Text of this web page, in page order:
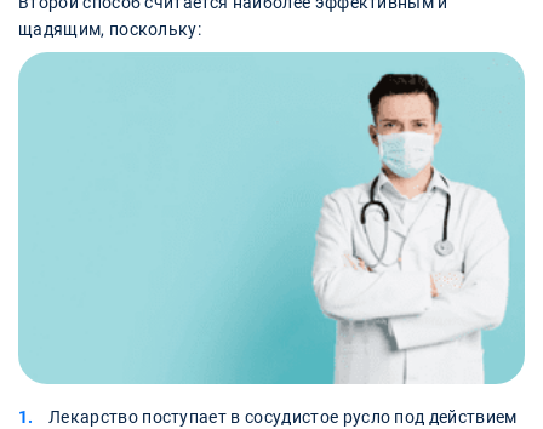
щадящим, поскольку:
Лекарство поступает в сосудистое русло под действием